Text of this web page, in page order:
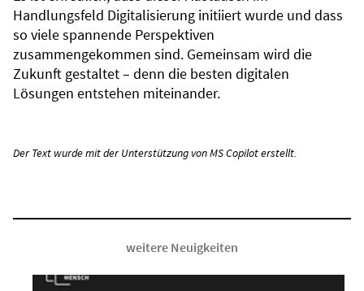
Handlungsfeld Digitalisierung initiiert wurde und dass
so viele spannende Perspektiven
zusammengekommen sind. Gemeinsam wird die
Zukunft gestaltet – denn die besten digitalen
Lösungen entstehen miteinander.
Der Text wurde mit der Unterstützung von MS Copilot erstellt.
weitere Neuigkeiten